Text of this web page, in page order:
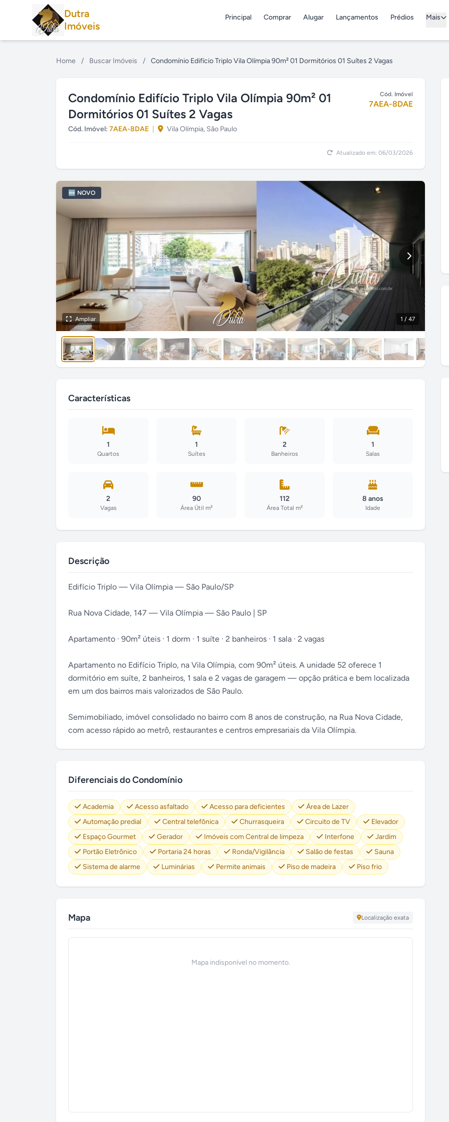
Dutra
Imóveis
Principal Comprar Alugar Lançamentos Prédios Mais
Home / Buscar Imóveis / Condomínio Edifício Triplo Vila Olímpia 90m² 01 Dormitórios 01 Suítes 2 Vagas
Condomínio Edifício Triplo Vila Olímpia 90m² 01
Dormitórios 01 Suítes 2 Vagas
Cód. Imóvel: 7AEA-8DAE Vila Olímpia, São Paulo
Cód. Imóvel
7AEA-8DAE
Atualizado em: 06/03/2026
1 / 47
🆕 NOVO
Ampliar
Características
1
Quartos
1
Suítes
2
Banheiros
1
Salas
2
Vagas
90
Área Útil m²
112
Área Total m²
8 anos
Idade
Descrição
Edifício Triplo — Vila Olímpia — São Paulo/SP
Rua Nova Cidade, 147 — Vila Olímpia — São Paulo | SP
Apartamento · 90m² úteis · 1 dorm · 1 suíte · 2 banheiros · 1 sala · 2 vagas
Apartamento no Edifício Triplo, na Vila Olímpia, com 90m² úteis. A unidade 52 oferece 1
dormitório em suíte, 2 banheiros, 1 sala e 2 vagas de garagem — opção prática e bem localizada
em um dos bairros mais valorizados de São Paulo.
Semimobiliado, imóvel consolidado no bairro com 8 anos de construção, na Rua Nova Cidade,
com acesso rápido ao metrô, restaurantes e centros empresariais da Vila Olímpia.
Diferenciais do Condomínio
Academia Acesso asfaltado Acesso para deficientes
Área de Lazer
Automação predial
Central telefônica Churrasqueira Circuito de TV
Elevador
Espaço Gourmet
Gerador Imóveis com Central de limpeza Interfone
Jardim
Portão Eletrônico
Portaria 24 horas Ronda/Vigilância Salão de festas
Sauna
Sistema de alarme
Luminárias Permite animais Piso de madeira Piso frio
Mapa Localização exata
Mapa indisponível no momento.